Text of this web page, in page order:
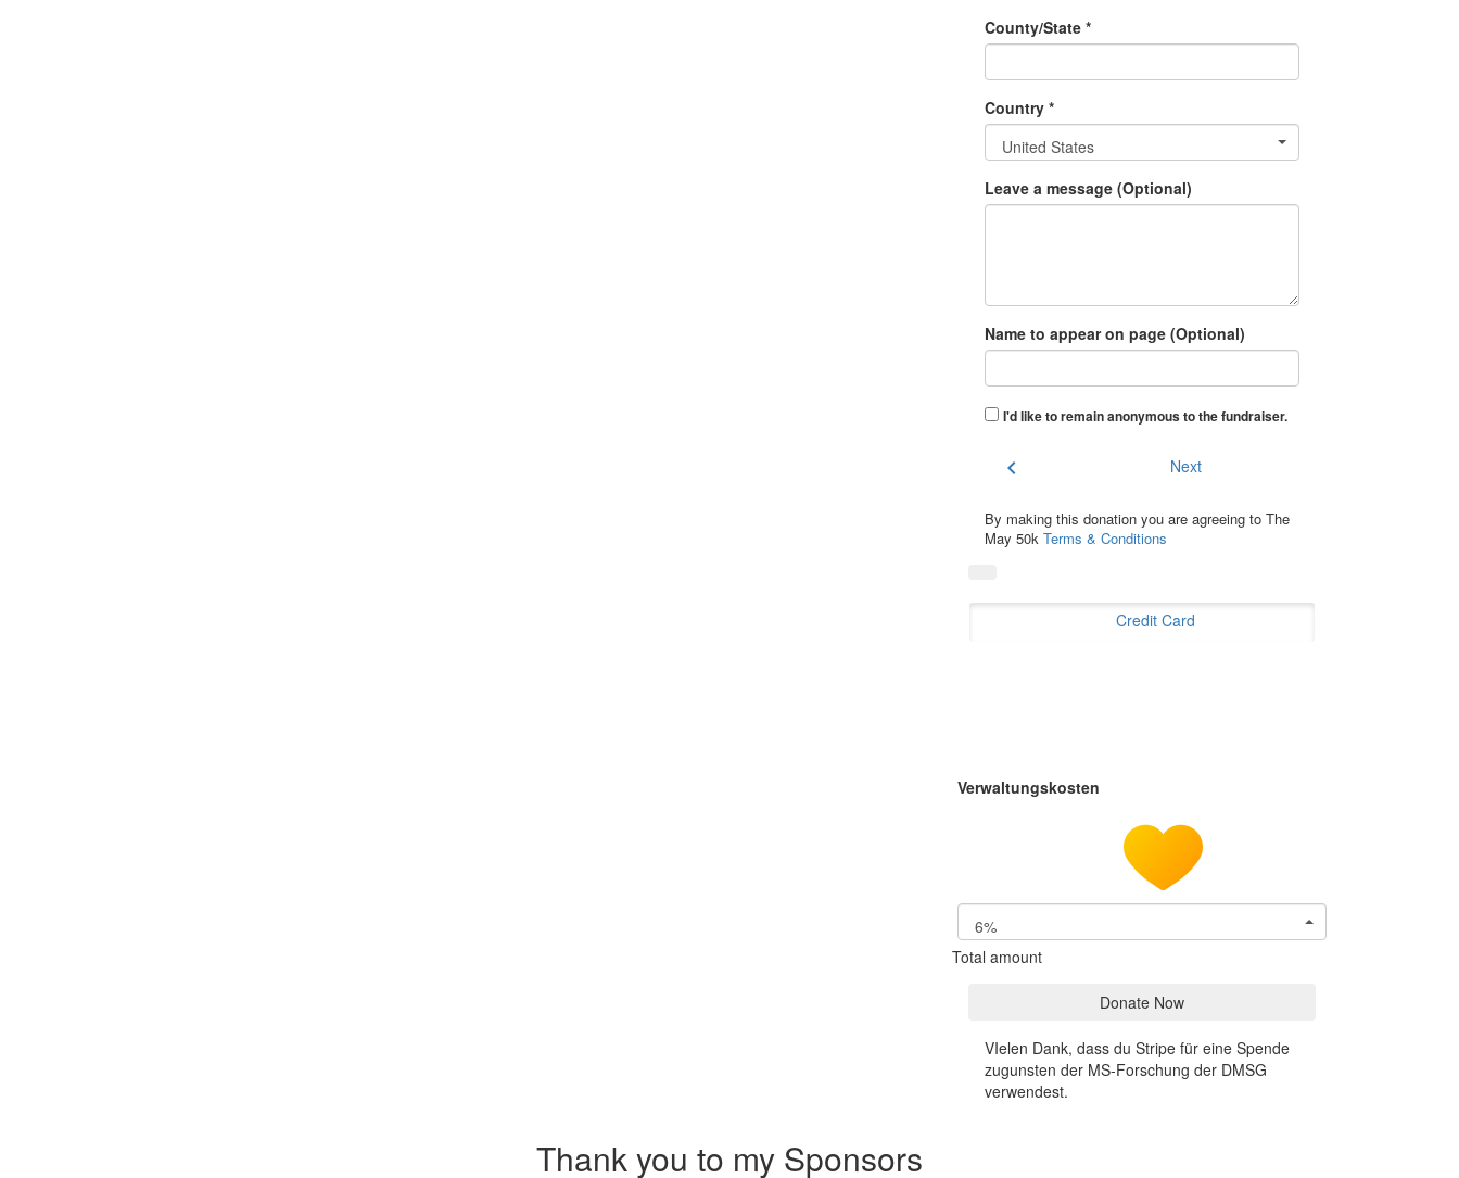
County/State *
Country *
United States
Leave a message (Optional)
Name to appear on page (Optional)
I'd like to remain anonymous to the fundraiser.
chevron_left Next
By making this donation you are agreeing to The
May 50k Terms & Conditions
Credit Card
Verwaltungskosten
6%
Total amount
Donate Now
VIelen Dank, dass du Stripe für eine Spende
zugunsten der MS-Forschung der DMSG
verwendest.
Thank you to my Sponsors